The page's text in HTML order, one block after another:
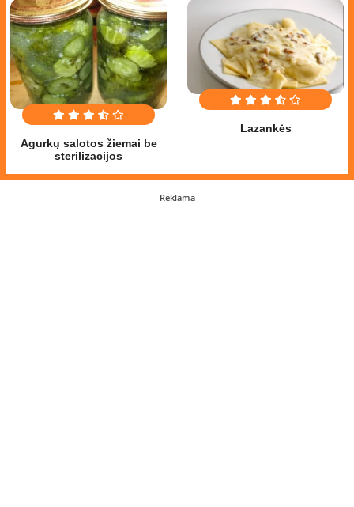
Agurkų salotos žiemai be
sterilizacijos
Lazankės
Reklama